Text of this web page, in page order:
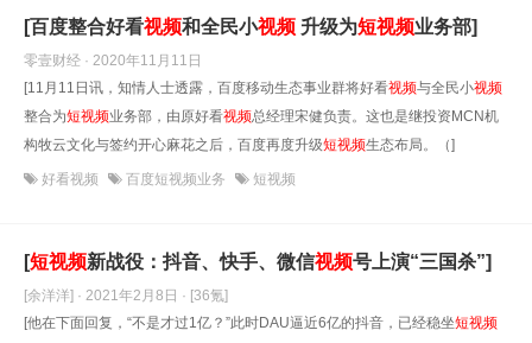
[百度整合好看视频和全民小视频 升级为短视频业务部]
零壹财经 · 2020年11月11日
[11月11日讯，知情人士透露，百度移动生态事业群将好看视频与全民小视频
整合为短视频业务部，由原好看视频总经理宋健负责。这也是继投资MCN机
构牧云文化与签约开心麻花之后，百度再度升级短视频生态布局。（]
好看视频 百度短视频业务 短视频
[短视频新战役：抖音、快手、微信视频号上演“三国杀”]
[余洋洋] · 2021年2月8日 · [36氪]
[他在下面回复，“不是才过1亿？”此时DAU逼近6亿的抖音，已经稳坐短视频